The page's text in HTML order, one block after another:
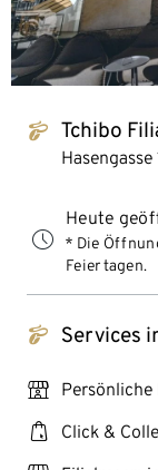
tchibo_logo Tchibo
Hasengasse
Heute
* Die
Feiertagen.
tchibo_logo Services
personal_services Persönliche
click_collect Click &